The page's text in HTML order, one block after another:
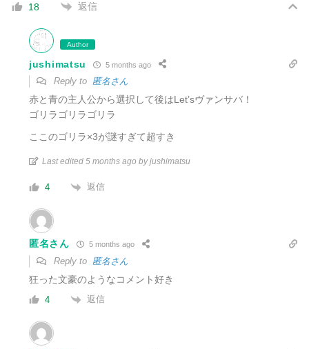
18 返信
Author
jushimatsu 5 months ago
Reply to 匿名さん
赤と青の主人公から選択して後はLet’sヴァンサバ！
ゴリラゴリラゴリラ
ここのゴリラ×3が謎すぎて超すき
Last edited 5 months ago by jushimatsu
4 返信
匿名さん 5 months ago
Reply to 匿名さん
狂った文豪のようなコメント好き
4 返信